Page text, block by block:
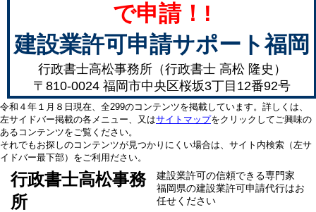
で申請！!
建設業許可申請サポート福岡
行政書士高松事務所（行政書士 高松 隆史）
〒810-0024 福岡市中央区桜坂3丁目12番92号
令和４年１月８日現在、全299のコンテンツを掲載しています。詳しくは、
左サイドバー掲載の各メニュー、又はサイトマップをクリックしてご興味の
あるコンテンツをご覧ください。
それでもお探しのコンテンツが見つかりにくい場合は、サイト内検索（左サ
イドバー最下部）をご利用ださい。
行政書士高松事務
所
建設業許可の信頼できる専門家
福岡県の建設業許可申請代行はお
任せください